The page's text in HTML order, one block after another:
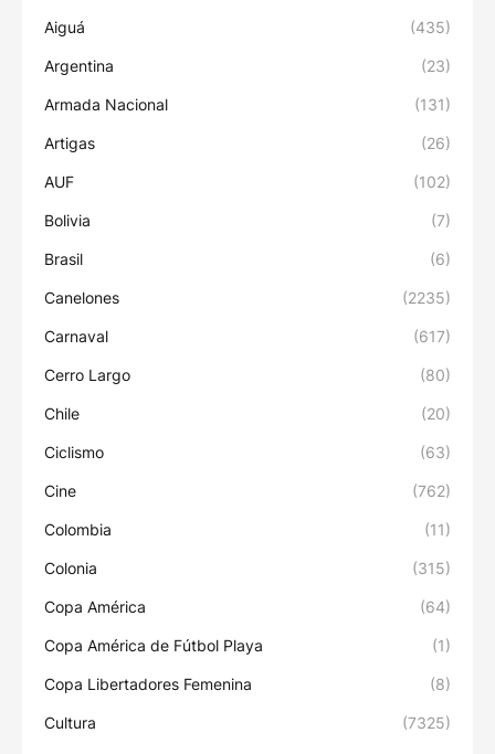
Aiguá (435)
Argentina (23)
Armada Nacional (131)
Artigas (26)
AUF (102)
Bolivia (7)
Brasil (6)
Canelones (2235)
Carnaval (617)
Cerro Largo (80)
Chile (20)
Ciclismo (63)
Cine (762)
Colombia (11)
Colonia (315)
Copa América (64)
Copa América de Fútbol Playa (1)
Copa Libertadores Femenina (8)
Cultura (7325)